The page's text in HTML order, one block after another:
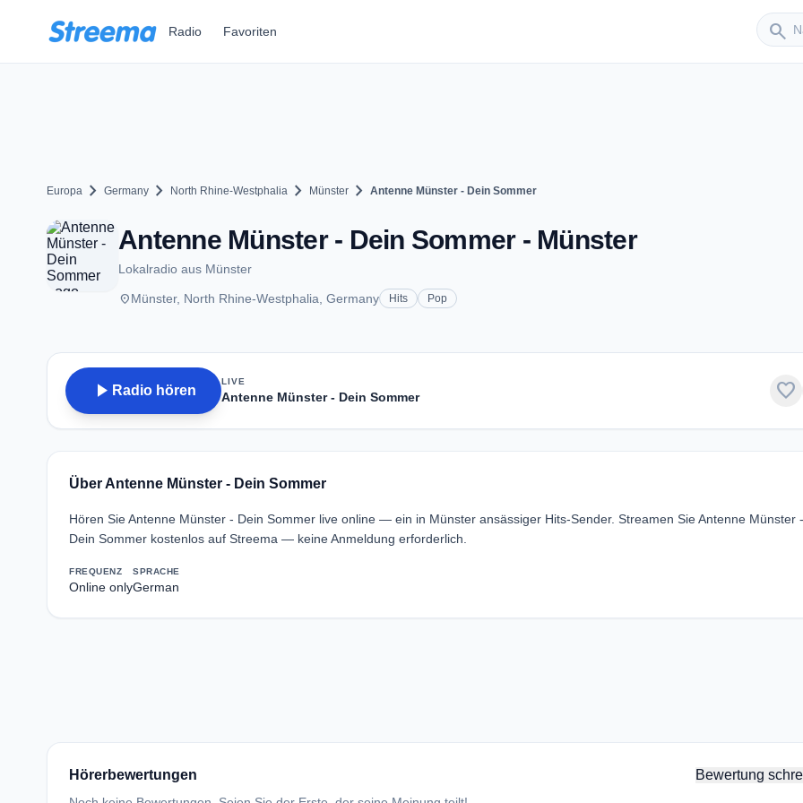
Radio Favoriten search
Sender
Europa chevron_right Germany chevron_right North Rhine-Westphalia chevron_right Münster chevron_right Antenne Münster - Dein Sommer
Antenne Münster - Dein Sommer - Münster
Lokalradio aus Münster
placeMünster, North Rhine-Westphalia, Germany Hits Pop
play_arrow Radio hören
LIVE
Antenne Münster - Dein Sommer favorite
Über Antenne Münster - Dein Sommer
Hören Sie Antenne Münster - Dein Sommer live online — ein in Münster ansässiger Hits-Sender. Streamen Sie Antenne Münster -
Dein Sommer kostenlos auf Streema — keine Anmeldung erforderlich.
FREQUENZ
Online only
SPRACHE
German
Hörerbewertungen Bewertung